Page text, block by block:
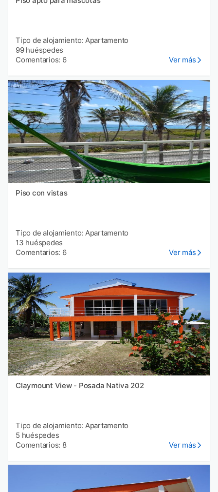
Tipo de alojamiento: Apartamento
99 huéspedes
Comentarios: 6
Ver más
Piso con vistas
Tipo de alojamiento: Apartamento
13 huéspedes
Comentarios: 6
Ver más
Claymount View - Posada Nativa 202
Tipo de alojamiento: Apartamento
5 huéspedes
Comentarios: 8
Ver más